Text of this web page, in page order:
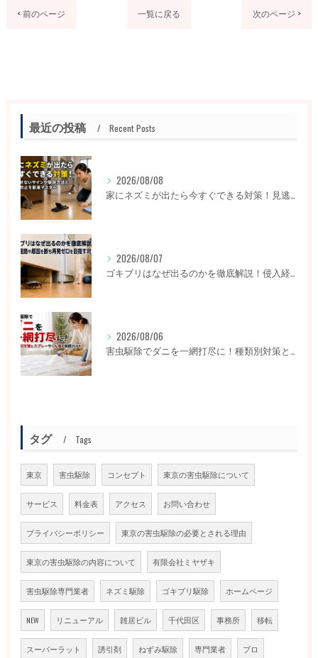
< 前のページ 一覧に戻る 次のページ >
最近の投稿 Recent Posts
2026/08/08
家にネズミが出たら今すぐできる対策！見逃せないサインや駆除方法と再発防止を徹底マスター
2026/08/07
ゴキブリはなぜ出るのかを徹底解説！侵入経路や原因を断ち再発ゼロを目指す対策
2026/08/06
害虫駆除でダニを一網打尽に！種類別対策とスプレーやくん煙の実践ガイド
タグ Tags
東京 害虫駆除 コンセプト 東京の害虫駆除について
サービス 料金表 アクセス お問い合わせ
プライバシーポリシー 東京の害虫駆除の必要とされる理由
東京の害虫駆除の内容について 有限会社ミヤザキ
害虫駆除専門業者 ネズミ駆除 ゴキブリ駆除 ホームページ
NEW リニューアル 雑居ビル 千代田区 事務所 移転
スーパーラット 誘引剤 ねずみ駆除 専門業者 プロ